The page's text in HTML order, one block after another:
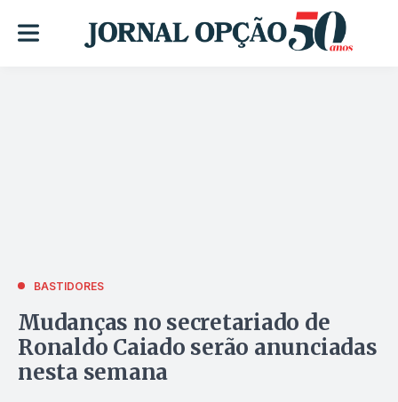
BASTIDORES
Mudanças no secretariado de
Ronaldo Caiado serão anunciadas
nesta semana